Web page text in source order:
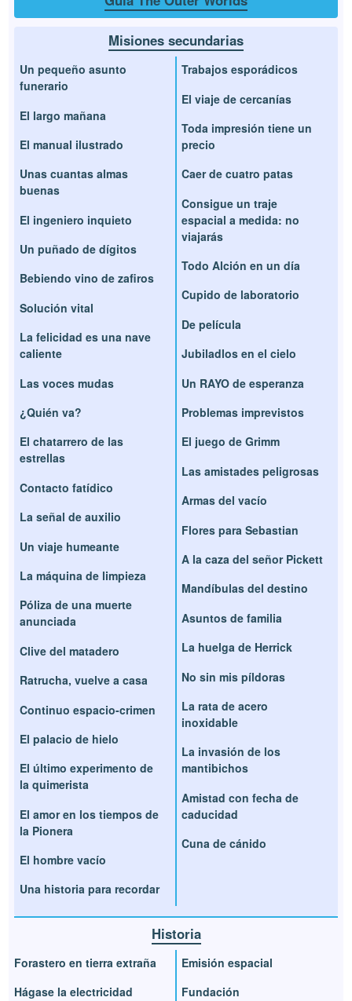
Misiones secundarias
Un pequeño asunto
funerario
El largo mañana
El manual ilustrado
Unas cuantas almas
buenas
El ingeniero inquieto
Un puñado de dígitos
Bebiendo vino de zafiros
Solución vital
La felicidad es una nave
caliente
Las voces mudas
¿Quién va?
El chatarrero de las
estrellas
Contacto fatídico
La señal de auxilio
Un viaje humeante
La máquina de limpieza
Póliza de una muerte
anunciada
Clive del matadero
Ratrucha, vuelve a casa
Continuo espacio-crimen
El palacio de hielo
El último experimento de
la quimerista
El amor en los tiempos de
la Pionera
El hombre vacío
Una historia para recordar
Trabajos esporádicos
El viaje de cercanías
Toda impresión tiene un
precio
Caer de cuatro patas
Consigue un traje
espacial a medida: no
viajarás
Todo Alción en un día
Cupido de laboratorio
De película
Jubiladlos en el cielo
Un RAYO de esperanza
Problemas imprevistos
El juego de Grimm
Las amistades peligrosas
Armas del vacío
Flores para Sebastian
A la caza del señor Pickett
Mandíbulas del destino
Asuntos de familia
La huelga de Herrick
No sin mis píldoras
La rata de acero
inoxidable
La invasión de los
mantibichos
Amistad con fecha de
caducidad
Cuna de cánido
Historia
Forastero en tierra extraña
Hágase la electricidad
Emisión espacial
Fundación